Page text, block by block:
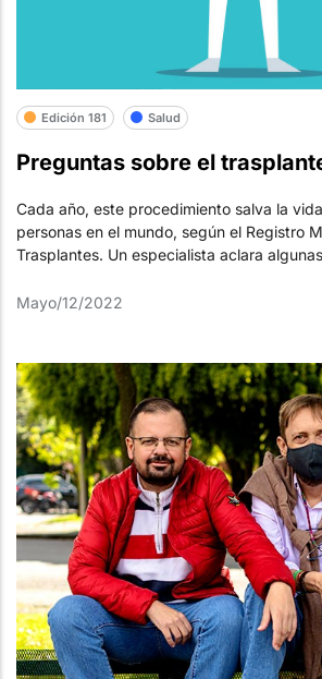
Edición 181 Salud
Preguntas sobre el
Cada año, este procedimiento salva la
personas en el mundo, según el Registro
Trasplantes. Un especialista aclara
Mayo/12/2022